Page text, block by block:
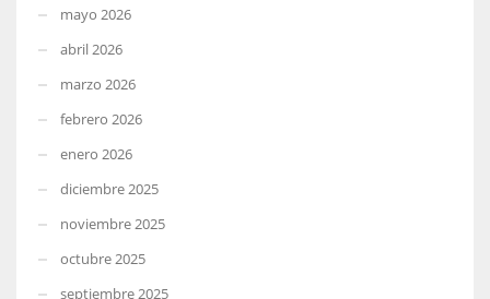
mayo 2026
abril 2026
marzo 2026
febrero 2026
enero 2026
diciembre 2025
noviembre 2025
octubre 2025
septiembre 2025